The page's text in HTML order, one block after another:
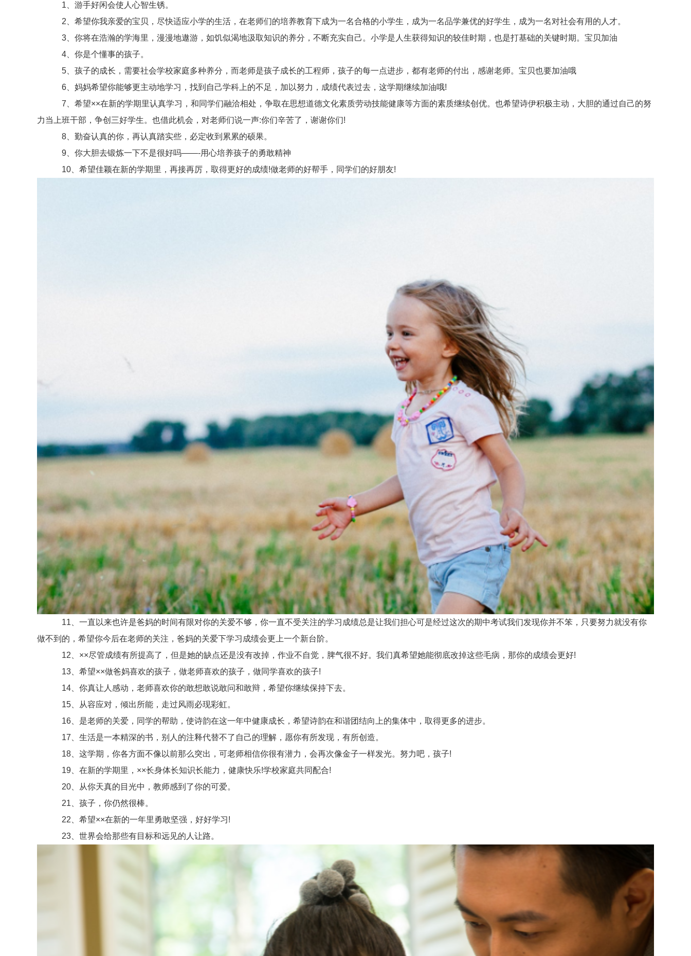
1、游手好闲会使人心智生锈。
2、希望你我亲爱的宝贝，尽快适应小学的生活，在老师们的培养教育下成为一名合格的小学生，成为一名品学兼优的好学生，成为一名对社会有用的人才。
3、你将在浩瀚的学海里，漫漫地遨游，如饥似渴地汲取知识的养分，不断充实自己。小学是人生获得知识的较佳时期，也是打基础的关键时期。宝贝加油
4、你是个懂事的孩子。
5、孩子的成长，需要社会学校家庭多种养分，而老师是孩子成长的工程师，孩子的每一点进步，都有老师的付出，感谢老师。宝贝也要加油哦
6、妈妈希望你能够更主动地学习，找到自己学科上的不足，加以努力，成绩代表过去，这学期继续加油哦!
7、希望××在新的学期里认真学习，和同学们融洽相处，争取在思想道德文化素质劳动技能健康等方面的素质继续创优。也希望诗伊积极主动，大胆的通过自己的努
力当上班干部，争创三好学生。也借此机会，对老师们说一声:你们辛苦了，谢谢你们!
8、勤奋认真的你，再认真踏实些，必定收到累累的硕果。
9、你大胆去锻炼一下不是很好吗——-用心培养孩子的勇敢精神
10、希望佳颖在新的学期里，再接再厉，取得更好的成绩!做老师的好帮手，同学们的好朋友!
11、一直以来也许是爸妈的时间有限对你的关爱不够，你一直不受关注的学习成绩总是让我们担心可是经过这次的期中考试我们发现你并不笨，只要努力就没有你
做不到的，希望你今后在老师的关注，爸妈的关爱下学习成绩会更上一个新台阶。
12、××尽管成绩有所提高了，但是她的缺点还是没有改掉，作业不自觉，脾气很不好。我们真希望她能彻底改掉这些毛病，那你的成绩会更好!
13、希望××做爸妈喜欢的孩子，做老师喜欢的孩子，做同学喜欢的孩子!
14、你真让人感动，老师喜欢你的敢想敢说敢问和敢辩，希望你继续保持下去。
15、从容应对，倾出所能，走过风雨必现彩虹。
16、是老师的关爱，同学的帮助，使诗韵在这一年中健康成长，希望诗韵在和谐团结向上的集体中，取得更多的进步。
17、生活是一本精深的书，别人的注释代替不了自己的理解，愿你有所发现，有所创造。
18、这学期，你各方面不像以前那么突出，可老师相信你很有潜力，会再次像金子一样发光。努力吧，孩子!
19、在新的学期里，××长身体长知识长能力，健康快乐!学校家庭共同配合!
20、从你天真的目光中，教师感到了你的可爱。
21、孩子，你仍然很棒。
22、希望××在新的一年里勇敢坚强，好好学习!
23、世界会给那些有目标和远见的人让路。